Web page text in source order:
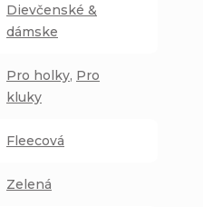
Dievčenské &
dámske
Pro holky, Pro
kluky
Fleecová
Zelená